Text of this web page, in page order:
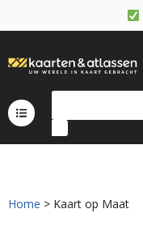
Home > Kaart op Maat